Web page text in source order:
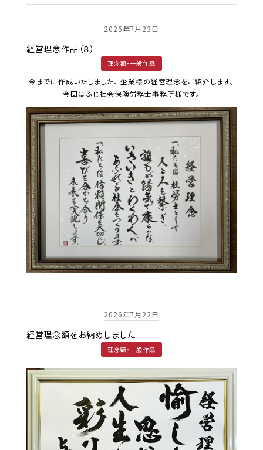
2026年7月23日
経営理念作品（８）
理念額・一般作品
今までに作成いたしました、 企業様の経営理念をご紹介します。
今回はふじ社会保険労務士事務所様です。
2026年7月22日
経営理念額をお納めしました
理念額・一般作品